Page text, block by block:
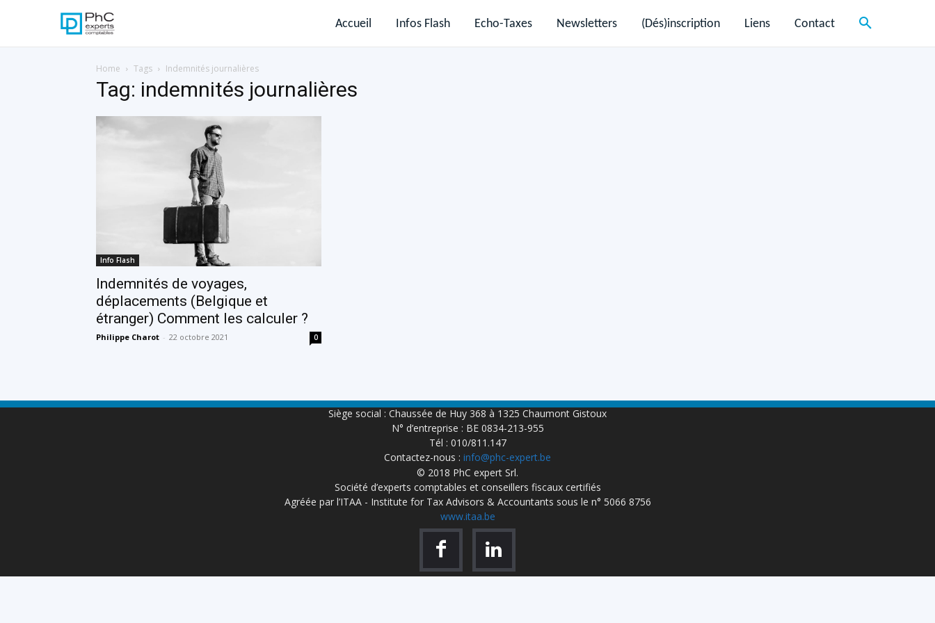
Accueil Infos Flash Echo-Taxes Newsletters (Dés)inscription Liens Contact
Home Tags Indemnités journalières
Tag: indemnités journalières
Info Flash
Indemnités de voyages,
déplacements (Belgique et
étranger) Comment les calculer ?
Philippe Charot - 22 octobre 2021 0
Siège social : Chaussée de Huy 368 à 1325 Chaumont Gistoux
N° d’entreprise : BE 0834-213-955
Tél : 010/811.147
Contactez-nous : info@phc-expert.be
© 2018 PhC expert Srl.
Société d’experts comptables et conseillers fiscaux certifiés
Agréée par l’ITAA - Institute for Tax Advisors & Accountants sous le n° 5066 8756
www.itaa.be